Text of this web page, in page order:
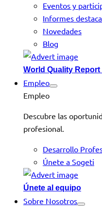
Eventos y
Informes
Novedades
Blog
World Quality Report
Empleo
Empleo
Descubre las
profesional.
Desarrollo
Únete a Sogeti
Únete al equipo
Sobre Nosotros